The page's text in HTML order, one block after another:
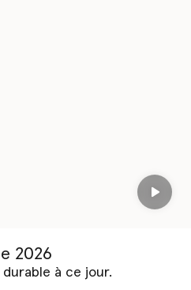
Play
2026
à ce jour.